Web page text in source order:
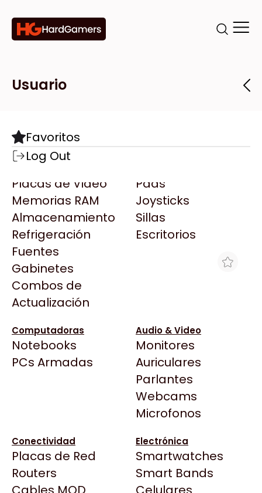
Categorías
Componentes
Motherboards
Microprocesadores
Placas de Video
Memorias RAM
Almacenamiento
Refrigeración
Fuentes
Gabinetes
Combos de
Actualización
Pads
Joysticks
Sillas
Escritorios
Computadoras
Notebooks
PCs Armadas
Audio & Video
Monitores
Auriculares
Parlantes
Webcams
Microfonos
Conectividad
Placas de Red
Routers
Electrónica
Smartwatches
Smart Bands
Marcas
Todas las Marcas
AMD
AULA
Acer
Adata
AeroCool
Antec
Arkham
Asrock
BenQ
CX
Cooler Master
Deepcool
Dell
EVGA
Gamemax
Tiendas
Destacadas
Todas las Tiendas
Click Gaming
Compufan Store
Dinobyte
Usuario
Favoritos
Log Out
GRABA DVD HPE 9.5MM SATA RW JB
KIT DL360E/P
$26.763
Ver producto en la página de Max Tecno